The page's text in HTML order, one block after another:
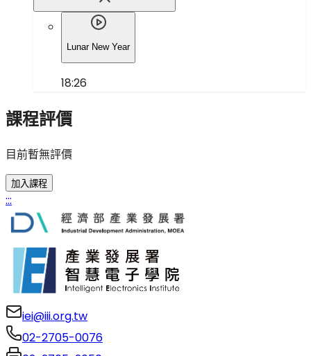
Lunar New Year
18:26
課程評價
目前暫無評價
加入課程
:::
iei@iii.org.tw
02-2705-0076